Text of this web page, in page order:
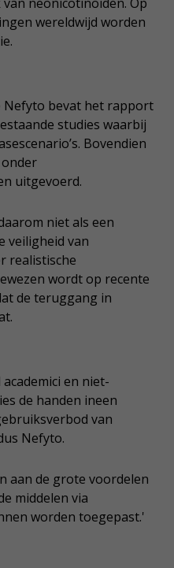
neonicotinoïden. Op
wereldwijd worden
Nefyto bevat het rapport
studies waarbij
Bovendien
uitgevoerd.
niet als een
veiligheid van
realistische
wordt op recente
de teruggang in
en niet-
de handen ineen
van
Nefyto.
aan de grote voordelen
middelen via
worden toegepast.'